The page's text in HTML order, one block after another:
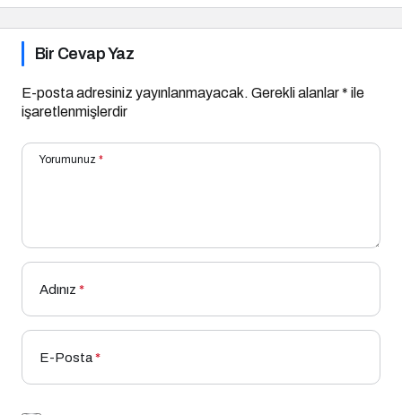
Bir Cevap Yaz
E-posta adresiniz yayınlanmayacak. Gerekli alanlar* ile
işaretlenmişlerdir
Yorumunuz *
Adınız *
E-Posta*